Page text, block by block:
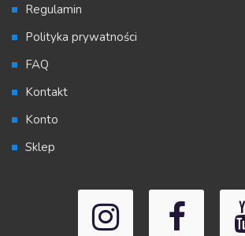
Regulamin
Polityka prywatności
FAQ
Kontakt
Konto
Sklep